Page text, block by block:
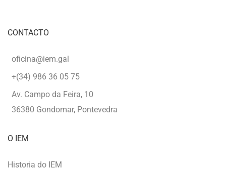
CONTACTO
oficina@iem.gal
+(34) 986 36 05 75
Av. Campo da Feira, 10
36380 Gondomar, Pontevedra
O IEM
Historia do IEM